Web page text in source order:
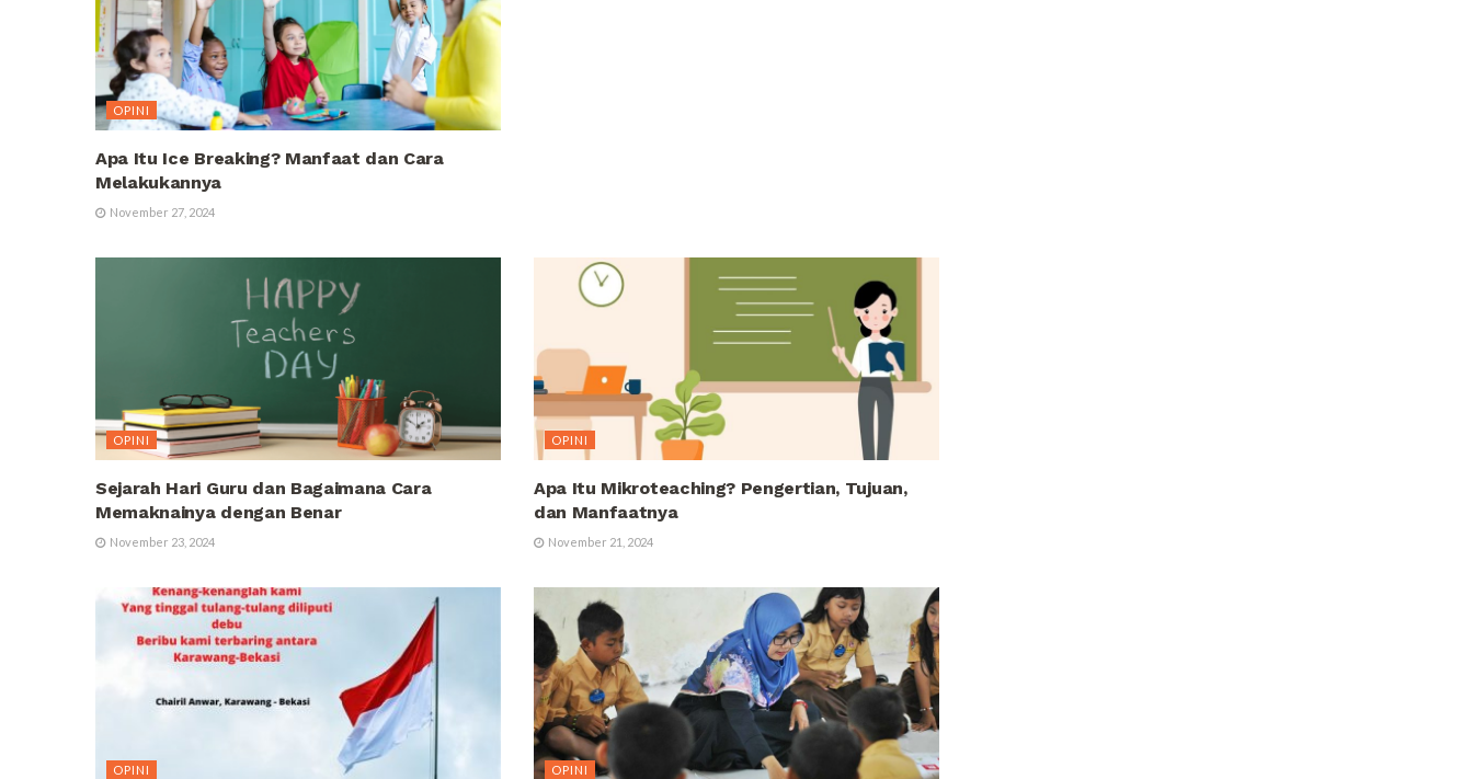
OPINI
Apa Itu Ice Breaking? Manfaat dan Cara
Melakukannya
November 27, 2024
OPINI
Sejarah Hari Guru dan Bagaimana Cara
Memaknainya dengan Benar
November 23, 2024
OPINI
Apa Itu Mikroteaching? Pengertian, Tujuan,
dan Manfaatnya
November 21, 2024
OPINI OPINI